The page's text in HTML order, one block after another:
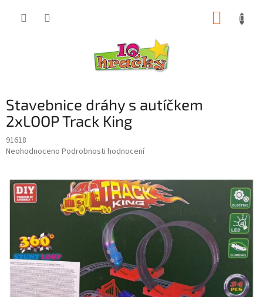
Stavebnice dráhy s autíčkem
2xLOOP Track King
91618
Průměrné
je
0,0
Neohodnoceno Podrobnosti hodnocení